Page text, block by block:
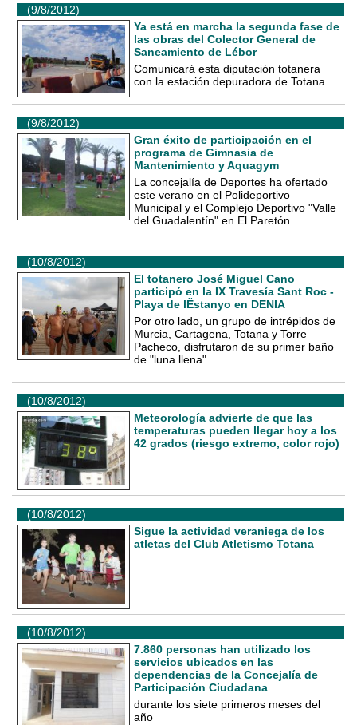
(9/8/2012)
Ya está en marcha la segunda fase de
las obras del Colector General de
Saneamiento de Lébor
Comunicará esta diputación totanera
con la estación depuradora de Totana
(9/8/2012)
Gran éxito de participación en el
programa de Gimnasia de
Mantenimiento y Aquagym
La concejalía de Deportes ha ofertado
este verano en el Polideportivo
Municipal y el Complejo Deportivo "Valle
del Guadalentín" en El Paretón
(10/8/2012)
El totanero José Miguel Cano
participó en la IX Travesía Sant Roc -
Playa de lËstanyo en DENIA
Por otro lado, un grupo de intrépidos de
Murcia, Cartagena, Totana y Torre
Pacheco, disfrutaron de su primer baño
de "luna llena"
(10/8/2012)
Meteorología advierte de que las
temperaturas pueden llegar hoy a los
42 grados (riesgo extremo, color rojo)
(10/8/2012)
Sigue la actividad veraniega de los
atletas del Club Atletismo Totana
(10/8/2012)
7.860 personas han utilizado los
servicios ubicados en las
dependencias de la Concejalía de
Participación Ciudadana
durante los siete primeros meses del
año